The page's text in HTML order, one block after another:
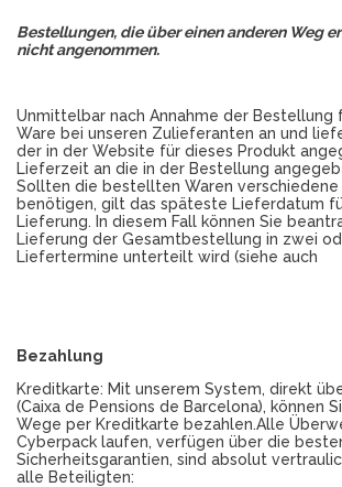
Bestellungen, die über einen anderen Weg
nicht angenommen.
Unmittelbar nach Annahme der Bestellung
Ware bei unseren Zulieferanten an und
der in der Website für dieses Produkt
Lieferzeit an die in der Bestellung
Sollten die bestellten Waren
benötigen, gilt das späteste Lieferdatum
Lieferung. In diesem Fall können Sie
Lieferung der Gesamtbestellung in zwei
Liefertermine unterteilt wird (siehe auch
Bezahlung
Kreditkarte: Mit unserem System, direkt
(Caixa de Pensions de Barcelona), können
Wege per Kreditkarte bezahlen.Alle
Cyberpack laufen, verfügen über die
Sicherheitsgarantien, sind absolut
alle Beteiligten: